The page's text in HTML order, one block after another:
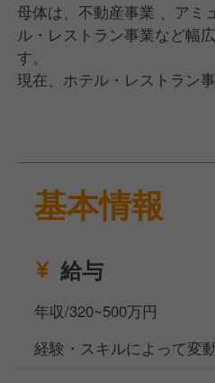
母体は、不動産事業 、アミ
ル・レストラン事業など幅
す。
現在、ホテル・レストラン
スタッフの募集です。
フランス料理の古典を重ん
う創造性も融合した唯一無
料理は全て手作りのため、
も最適です。
具体的な業務内容は、食材
フレンチ調理経験がある方
基本情報
給与
年収/320~500万円
経験・スキルによって変